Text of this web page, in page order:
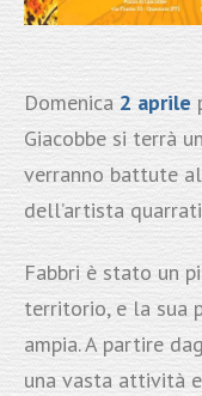
Domenica 2 aprile
Giacobbe si terrà
verranno battute
dell’artista
Fabbri è stato un
territorio, e la sua
ampia. A partire
una vasta attività